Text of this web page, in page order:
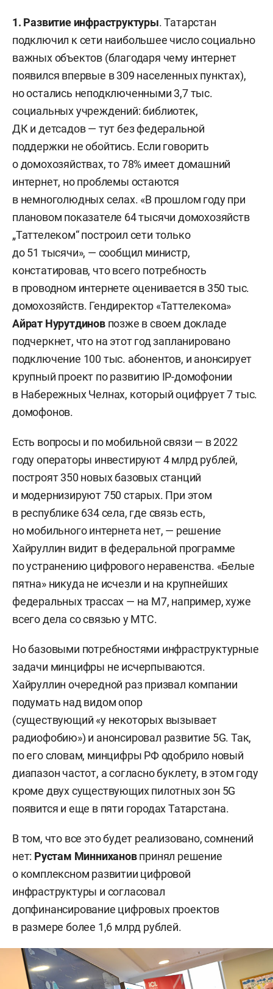
1. Развитие инфраструктуры. Татарстан
подключил к сети наибольшее число социально
важных объектов (благодаря чему интернет
появился впервые в 309 населенных пунктах),
но остались неподключенными 3,7 тыс.
социальных учреждений: библиотек,
ДК и детсадов — тут без федеральной
поддержки не обойтись. Если говорить
о домохозяйствах, то 78% имеет домашний
интернет, но проблемы остаются
в немноголюдных селах. «В прошлом году при
плановом показателе 64 тысячи домохозяйств
„Таттелеком“ построил сети только
до 51 тысячи», — сообщил министр,
констатировав, что всего потребность
в проводном интернете оценивается в 350 тыс.
домохозяйств. Гендиректор «Таттелекома»
Айрат Нурутдинов позже в своем докладе
подчеркнет, что на этот год запланировано
подключение 100 тыс. абонентов, и анонсирует
крупный проект по развитию IP-домофонии
в Набережных Челнах, который оцифрует 7 тыс.
домофонов.
Есть вопросы и по мобильной связи — в 2022
году операторы инвестируют 4 млрд рублей,
построят 350 новых базовых станций
и модернизируют 750 старых. При этом
в республике 634 села, где связь есть,
но мобильного интернета нет, — решение
Хайруллин видит в федеральной программе
по устранению цифрового неравенства. «Белые
пятна» никуда не исчезли и на крупнейших
федеральных трассах — на М7, например, хуже
всего дела со связью у МТС.
Но базовыми потребностями инфраструктурные
задачи минцифры не исчерпываются.
Хайруллин очередной раз призвал компании
подумать над видом опор
(существующий «у некоторых вызывает
радиофобию») и анонсировал развитие 5G. Так,
по его словам, минцифры РФ одобрило новый
диапазон частот, а согласно буклету, в этом году
кроме двух существующих пилотных зон 5G
появится и еще в пяти городах Татарстана.
В том, что все это будет реализовано, сомнений
нет: Рустам Миннихановпринял решение
о комплексном развитии цифровой
инфраструктуры и согласовал
допфинансирование цифровых проектов
в размере более 1,6 млрд рублей.